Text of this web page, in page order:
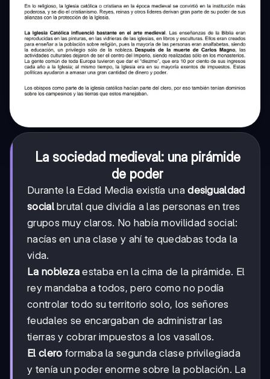
La sociedad medieval: una pirámide
de poder
Durante la Edad Media existía unadesigualdad
socialbrutal que dividía a las personas en tres
grupos muy claros. No había movilidad social:
nacías en una clase y ahí te quedabas toda la
vida.
La nobleza estaba en la cima de la pirámide. El
rey mandaba a todos, pero como no podía
controlar todo su territorio solo, los señores
feudales se encargaban de administrar las
tierras y cobrar impuestos a los vasallos.
El clero formaba la segunda clase privilegiada
y tenía un poder enorme sobre la población. La